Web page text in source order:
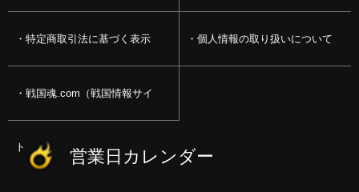
特定商取引法に基づく表示 個人情報の取り扱いについて
戦国魂.com（戦国情報サイ
ト） 営業日カレンダー